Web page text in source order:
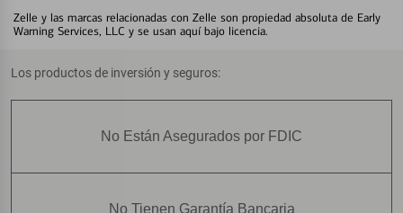
Zelle y las marcas relacionadas con Zelle son propiedad absoluta de Early
Warning Services, LLC y se usan aquí bajo licencia.
Los productos de inversión y seguros:
No Están Asegurados por FDIC
No Tienen Garantía Bancaria